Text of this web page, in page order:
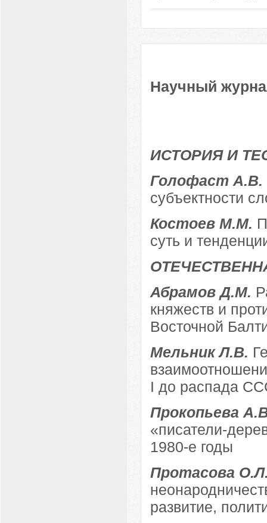
Научный
ИСТОРИЯ И
Голофаст А.В.
субъектности
Костоев М.М.
суть и
Абрамов Д.М.
княжеств и
Восточной
Мельник Л.В.
I до распада
Прокопьева
«писатели-
1980-е годы
Протасова
развитие,